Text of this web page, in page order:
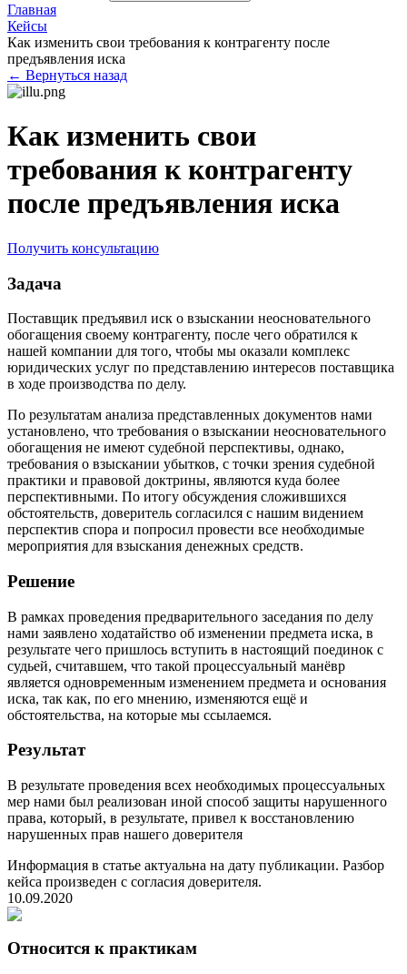
Главная
Кейсы
Как изменить свои требования к контрагенту после
предъявления иска
← Вернуться назад
Как изменить свои
требования к контрагенту
после предъявления иска
Получить консультацию
Задача
Поставщик предъявил иск о взыскании неосновательного
обогащения своему контрагенту, после чего обратился к
нашей компании для того, чтобы мы оказали комплекс
юридических услуг по представлению интересов поставщика
в ходе производства по делу.
По результатам анализа представленных документов нами
установлено, что требования о взыскании неосновательного
обогащения не имеют судебной перспективы, однако,
требования о взыскании убытков, с точки зрения судебной
практики и правовой доктрины, являются куда более
перспективными. По итогу обсуждения сложившихся
обстоятельств, доверитель согласился с нашим видением
перспектив спора и попросил провести все необходимые
мероприятия для взыскания денежных средств.
Решение
В рамках проведения предварительного заседания по делу
нами заявлено ходатайство об изменении предмета иска, в
результате чего пришлось вступить в настоящий поединок с
судьей, считавшем, что такой процессуальный манёвр
является одновременным изменением предмета и основания
иска, так как, по его мнению, изменяются ещё и
обстоятельства, на которые мы ссылаемся.
Результат
В результате проведения всех необходимых процессуальных
мер нами был реализован иной способ защиты нарушенного
права, который, в результате, привел к восстановлению
нарушенных прав нашего доверителя
Информация в статье актуальна на дату публикации. Разбор
кейса произведен с согласия доверителя.
10.09.2020
Относится к практикам